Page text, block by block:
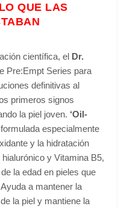
QUE LAS
científica, el
Dr.
Pre:Empt Series para
definitivas al
primeros signos
la piel joven. ‘Oil-
especialmente
y la hidratación
y Vitamina B5,
la edad en pieles que
a mantener la
la piel y mantiene la